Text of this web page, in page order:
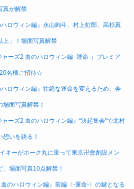
真が解禁
ハロウィン編』永山絢斗、村上虹郎、高杉真
上」！場面写真解禁
ャーズ2 血のハロウィン編 -運命-』プレミア
名様ご招待☆
ハロウィン編』壮絶な運命を変えるため、奔
面写真解禁！
ャーズ2 血のハロウィン編』“決起集会”で北村
いを語る！
キーがホーク丸に乗って東京卍會創設メン
場面写真10点解禁！
のハロウィン編』前編〈-運命-〉の鍵となる